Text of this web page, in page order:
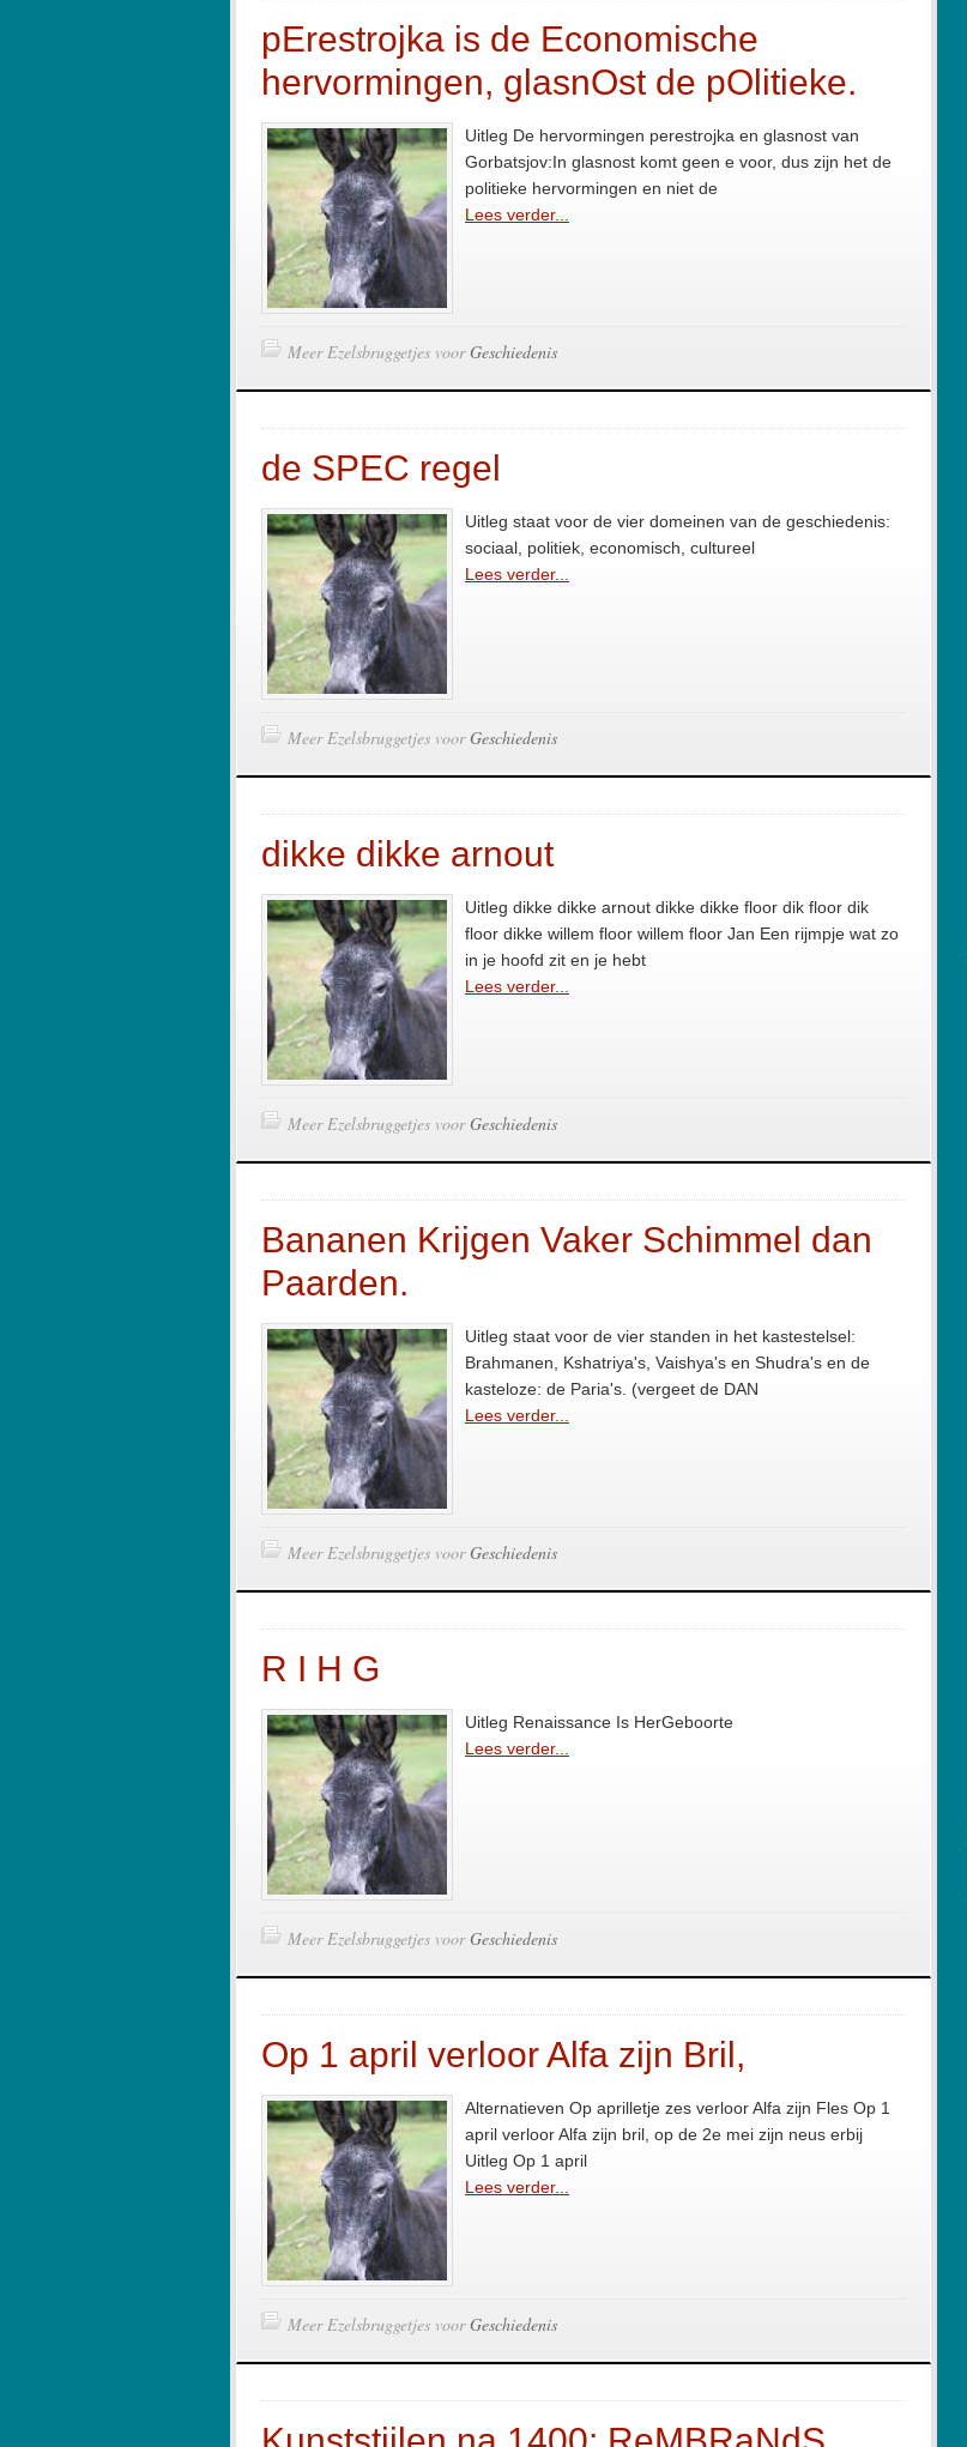
pErestrojka is de Economische
hervormingen, glasnOst de pOlitieke.
Uitleg De hervormingen perestrojka en glasnost van
Gorbatsjov:In glasnost komt geen e voor, dus zijn het de
politieke hervormingen en niet de
Lees verder...
Meer Ezelsbruggetjes voorGeschiedenis
de SPEC regel
Uitleg staat voor de vier domeinen van de geschiedenis:
sociaal, politiek, economisch, cultureel
Lees verder...
Meer Ezelsbruggetjes voorGeschiedenis
dikke dikke arnout
Uitleg dikke dikke arnout dikke dikke floor dik floor dik
floor dikke willem floor willem floor Jan Een rijmpje wat zo
in je hoofd zit en je hebt
Lees verder...
Meer Ezelsbruggetjes voorGeschiedenis
Bananen Krijgen Vaker Schimmel dan
Paarden.
Uitleg staat voor de vier standen in het kastestelsel:
Brahmanen, Kshatriya's, Vaishya's en Shudra's en de
kasteloze: de Paria's. (vergeet de DAN
Lees verder...
Meer Ezelsbruggetjes voorGeschiedenis
R I H G
Uitleg Renaissance Is HerGeboorte
Lees verder...
Meer Ezelsbruggetjes voorGeschiedenis
Op 1 april verloor Alfa zijn Bril,
Alternatieven Op aprilletje zes verloor Alfa zijn Fles Op 1
april verloor Alfa zijn bril, op de 2e mei zijn neus erbij
Uitleg Op 1 april
Lees verder...
Meer Ezelsbruggetjes voorGeschiedenis